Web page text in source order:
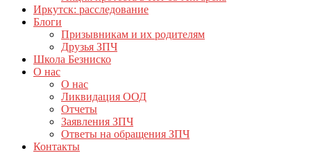
Иркутск: расследование
Блоги
Призывникам и их родителям
Друзья ЗПЧ
Школа Безниско
О нас
О нас
Ликвидация ООД
Отчеты
Заявления ЗПЧ
Ответы на обращения ЗПЧ
Контакты